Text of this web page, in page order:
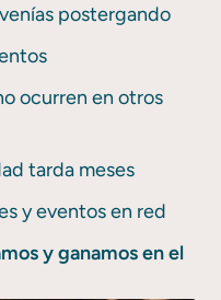
postergando
ocurren en otros
tarda meses
y eventos en red
y ganamos en el